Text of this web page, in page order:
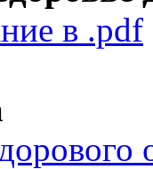
в .pdf